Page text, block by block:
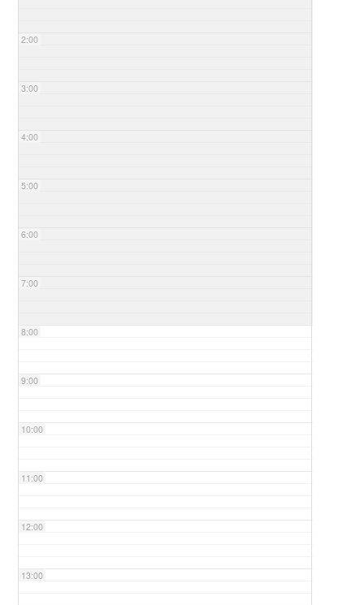
2:00
3:00
4:00
5:00
6:00
7:00
8:00
9:00
10:00
11:00
12:00
13:00